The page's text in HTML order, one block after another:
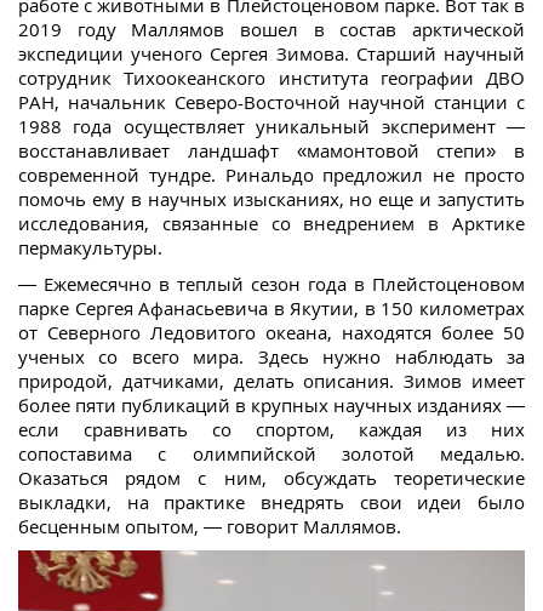
работе с животными в Плейстоценовом парке. Вот так в
2019 году Маллямов вошел в состав арктической
экспедиции ученого Сергея Зимова. Старший научный
сотрудник Тихоокеанского института географии ДВО
РАН, начальник Северо-Восточной научной станции с
1988 года осуществляет уникальный эксперимент —
восстанавливает ландшафт «мамонтовой степи» в
современной тундре. Ринальдо предложил не просто
помочь ему в научных изысканиях, но еще и запустить
исследования, связанные со внедрением в Арктике
пермакультуры.
— Ежемесячно в теплый сезон года в Плейстоценовом
парке Сергея Афанасьевича в Якутии, в 150 километрах
от Северного Ледовитого океана, находятся более 50
ученых со всего мира. Здесь нужно наблюдать за
природой, датчиками, делать описания. Зимов имеет
более пяти публикаций в крупных научных изданиях —
если сравнивать со спортом, каждая из них
сопоставима с олимпийской золотой медалью.
Оказаться рядом с ним, обсуждать теоретические
выкладки, на практике внедрять свои идеи было
бесценным опытом, — говорит Маллямов.